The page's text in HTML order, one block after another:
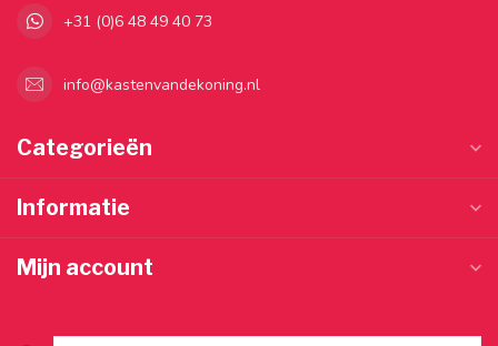
+31 (0)6 48 49 40 73
info@kastenvandekoning.nl
Categorieën
Informatie
Mijn account